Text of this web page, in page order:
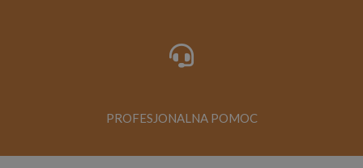
PROFESJONALNA POMOC